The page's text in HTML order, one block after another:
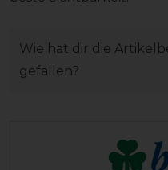
Wie hat dir die
gefallen?